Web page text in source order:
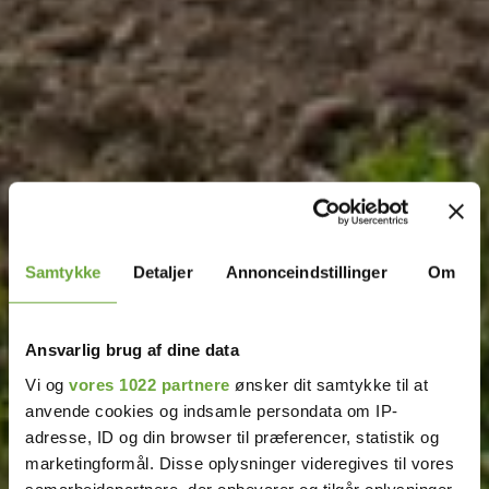
Samtykke Detaljer Annonceindstillinger Om
Ansvarlig brug af dine data
Vi og vores 1022 partnere ønsker dit samtykke til at
anvende cookies og indsamle persondata om IP-
adresse, ID og din browser til præferencer, statistik og
marketingformål. Disse oplysninger videregives til vores